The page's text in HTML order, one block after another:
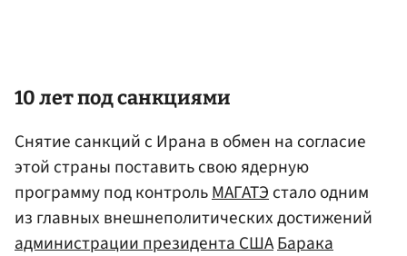
10 лет под санкциями
Снятие санкций с Ирана в обмен на согласие
этой страны поставить свою ядерную
программу под контрольМАГАТЭстало одним
из главных внешнеполитических достижений
администрации президента СШАБарака